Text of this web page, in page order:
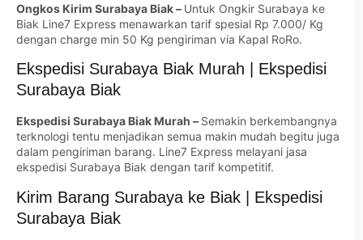
Ongkos Kirim Surabaya Biak – Untuk Ongkir Surabaya ke
Biak Line7 Express menawarkan tarif spesial Rp 7.000/ Kg
dengan charge min 50 Kg pengiriman via Kapal RoRo.
Ekspedisi Surabaya Biak Murah | Ekspedisi
Surabaya Biak
Ekspedisi Surabaya Biak Murah – Semakin berkembangnya
terknologi tentu menjadikan semua makin mudah begitu juga
dalam pengiriman barang. Line7 Express melayani jasa
ekspedisi Surabaya Biak dengan tarif kompetitif.
Kirim Barang Surabaya ke Biak | Ekspedisi
Surabaya Biak